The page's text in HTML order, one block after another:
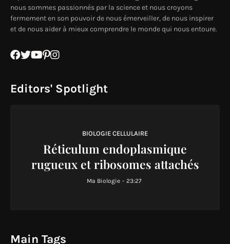
nous sommes passionnés par la science et nous croyons
fermement en son pouvoir de nous émerveiller, de nous inspirer
et de nous aider à mieux comprendre le monde qui nous entoure.
Editors' Spotlight
BIOLOGIE CELLULAIRE
Réticulum endoplasmique
rugueux et ribosomes attachés
Ma Biologie - 23:27
Main Tags